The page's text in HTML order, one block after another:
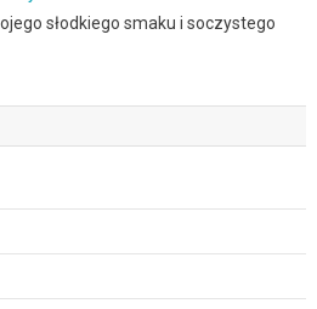
słodkiego smaku i soczystego